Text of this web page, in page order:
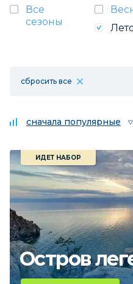
Все
сезоны
сбросить все
сначала популярные
Остров
ИДЕТ НАБОР